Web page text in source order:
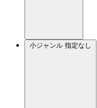
小ジャンル 指定なし